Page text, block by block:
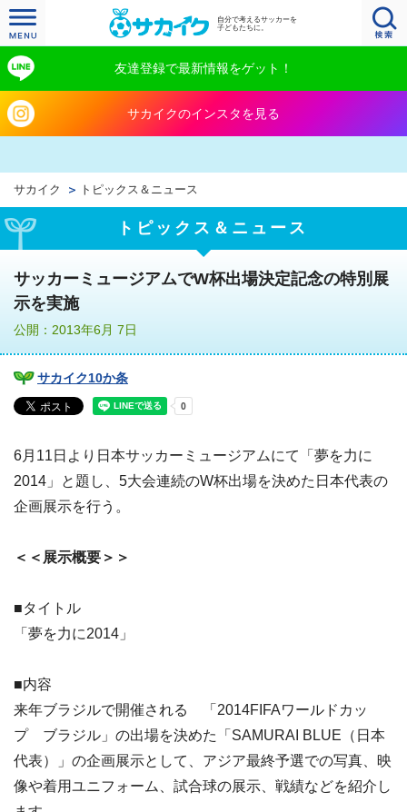
自分で考えるサッカーを
子どもたちに。
友達登録で最新情報をゲット！
サカイクのインスタを見る
サカイク トピックス＆ニュース
トピックス＆ニュース
サッカーミュージアムでW杯出場決定記念の特別展
示を実施
公開：2013年6月 7日
サカイク10か条
6月11日より日本サッカーミュージアムにて「夢を力に
2014」と題し、5大会連続のW杯出場を決めた日本代表の
企画展示を行う。
＜＜展示概要＞＞
■タイトル
「夢を力に2014」
■内容
来年ブラジルで開催される 「2014FIFAワールドカッ
プ ブラジル」の出場を決めた「SAMURAI BLUE（日本
代表）」の企画展示として、アジア最終予選での写真、映
像や着用ユニフォーム、試合球の展示、戦績などを紹介し